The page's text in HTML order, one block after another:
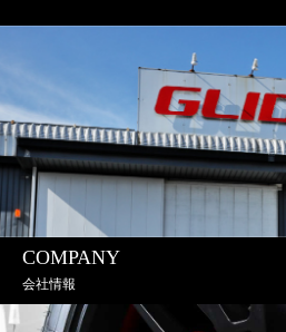
COMPANY
会社情報